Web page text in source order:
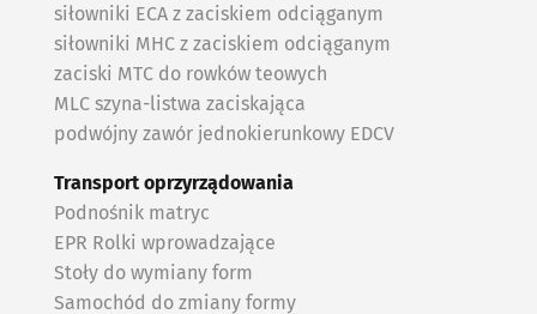
siłowniki ECA z zaciskiem odciąganym
siłowniki MHC z zaciskiem odciąganym
zaciski MTC do rowków teowych
MLC szyna-listwa zaciskająca
podwójny zawór jednokierunkowy EDCV
Transport oprzyrządowania
Podnośnik matryc
EPR Rolki wprowadzające
Stoły do wymiany form
Samochód do zmiany formy